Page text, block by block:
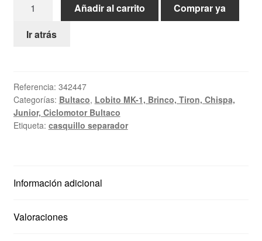
separador
muelle
-
Brinco
-
Chispa.....
Añadir al carrito
Comprar ya
Ir atrás
Referencia: 342447
Categorías: Bultaco, Lobito MK-1, Brinco, Tiron, Chispa,
Junior, Ciclomotor Bultaco
Etiqueta: casquillo separador
Información adicional
Valoraciones